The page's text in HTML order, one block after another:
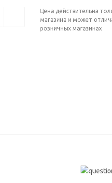
Цена действительна
магазина и может
розничных магазинах